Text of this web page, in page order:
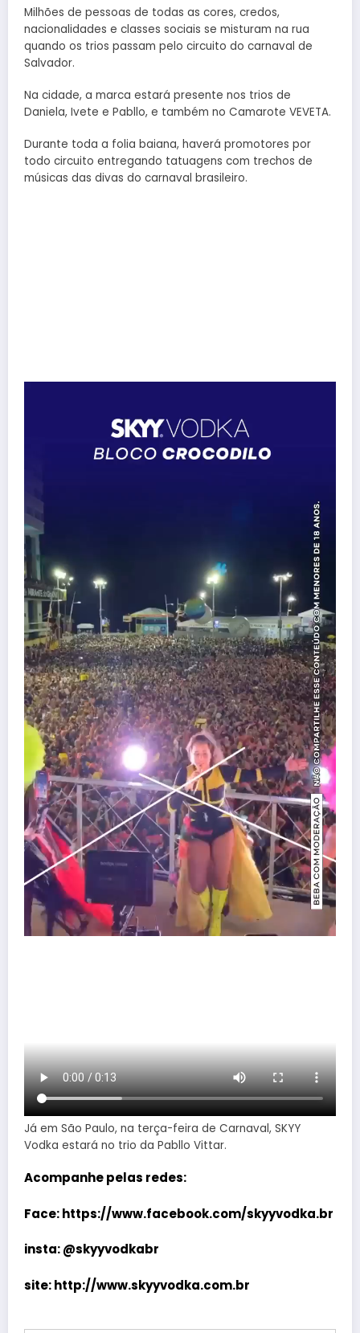
Milhões de pessoas de todas as cores, credos,
nacionalidades e classes sociais se misturam na rua
quando os trios passam pelo circuito do carnaval de
Salvador.
Na cidade, a marca estará presente nos trios de
Daniela, Ivete e Pabllo, e também no Camarote VEVETA.
Durante toda a folia baiana, haverá promotores por
todo circuito entregando tatuagens com trechos de
músicas das divas do carnaval brasileiro.
Já em São Paulo, na terça-feira de Carnaval, SKYY
Vodka estará no trio da Pabllo Vittar.
Acompanhe pelas redes:
Face:https://www.facebook.com/skyyvodka.br
insta: @skyyvodkabr
site:http://www.skyyvodka.com.br